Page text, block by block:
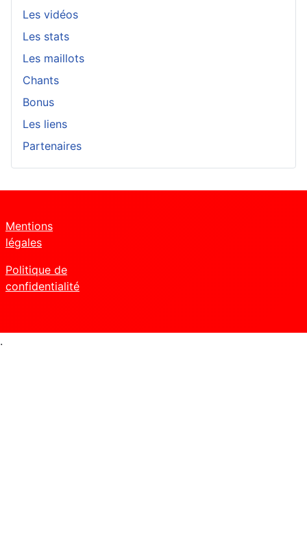
Les vidéos
Les stats
Les maillots
Chants
Bonus
Les liens
Partenaires
Mentions
légales
Politique de
confidentialité
.